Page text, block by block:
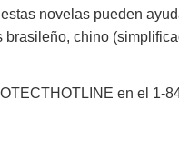
novelas pueden
chino
en el 1-